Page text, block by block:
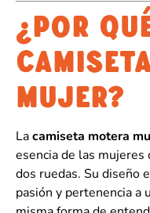
¿POR
MUJER?
Lacamiseta motera
esencia de las
dos ruedas. Su diseño
pasión y pertenencia a